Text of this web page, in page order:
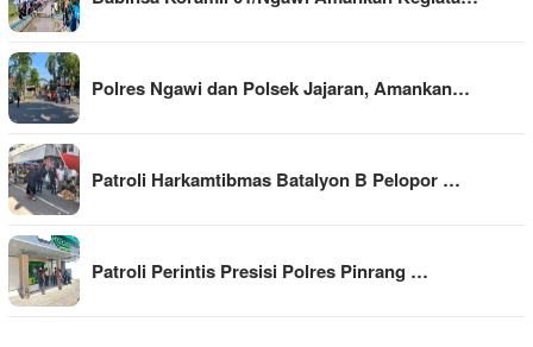
Polres Ngawi dan Polsek Jajaran, Amankan…
Patroli Harkamtibmas Batalyon B Pelopor …
Patroli Perintis Presisi Polres Pinrang …